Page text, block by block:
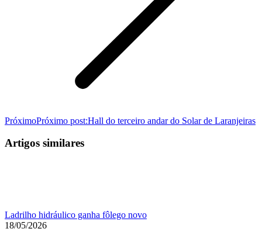
PróximoPróximo post:Hall do terceiro andar do Solar de Laranjeiras
Artigos similares
Ladrilho hidráulico ganha fôlego novo
18/05/2026